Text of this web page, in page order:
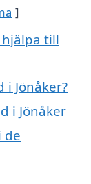
hjälpa till
i Jönåker?
i Jönåker
de